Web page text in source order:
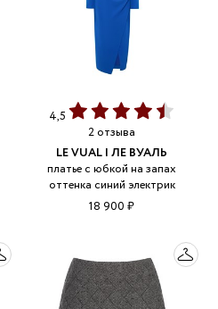
4,5
2 отзыва
LE VUAL | ЛЕ ВУАЛЬ
платье с юбкой на запах
оттенка синий электрик
18 900 ₽